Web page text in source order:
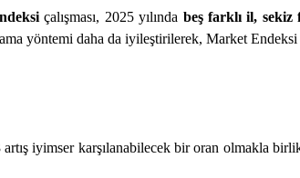
çalışması, 2025 yılında beş farklı il,
yöntemi daha da iyileştirilerek, Market
iyimser karşılanabilecek bir oran olmakla